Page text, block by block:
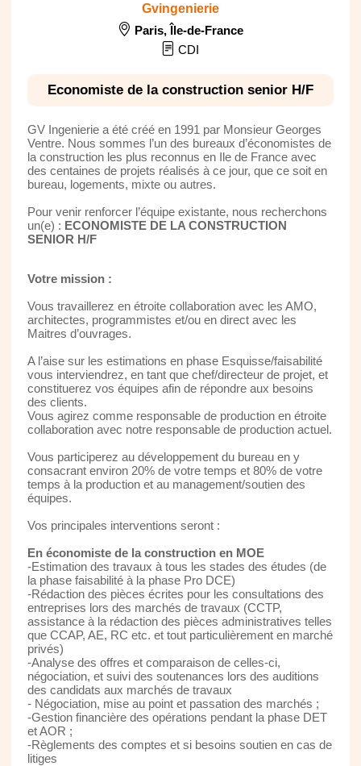
Gvingenierie
Paris, Île-de-France
CDI
Economiste de la construction senior H/F
GV Ingenierie a été créé en 1991 par Monsieur Georges
Ventre. Nous sommes l’un des bureaux d’économistes de
la construction les plus reconnus en Ile de France avec
des centaines de projets réalisés à ce jour, que ce soit en
bureau, logements, mixte ou autres.
Pour venir renforcer l’équipe existante, nous recherchons
un(e) : ECONOMISTE DE LA CONSTRUCTION
SENIOR H/F
Votre mission :
Vous travaillerez en étroite collaboration avec les AMO,
architectes, programmistes et/ou en direct avec les
Maitres d’ouvrages.
A l’aise sur les estimations en phase Esquisse/faisabilité
vous interviendrez, en tant que chef/directeur de projet, et
constituerez vos équipes afin de répondre aux besoins
des clients.
Vous agirez comme responsable de production en étroite
collaboration avec notre responsable de production actuel.
Vous participerez au développement du bureau en y
consacrant environ 20% de votre temps et 80% de votre
temps à la production et au management/soutien des
équipes.
Vos principales interventions seront :
En économiste de la construction en MOE
-Estimation des travaux à tous les stades des études (de
la phase faisabilité à la phase Pro DCE)
-Rédaction des pièces écrites pour les consultations des
entreprises lors des marchés de travaux (CCTP,
assistance à la rédaction des pièces administratives telles
que CCAP, AE, RC etc. et tout particulièrement en marché
privés)
-Analyse des offres et comparaison de celles-ci,
négociation, et suivi des soutenances lors des auditions
des candidats aux marchés de travaux
- Négociation, mise au point et passation des marchés ;
-Gestion financière des opérations pendant la phase DET
et AOR ;
-Règlements des comptes et si besoins soutien en cas de
litiges